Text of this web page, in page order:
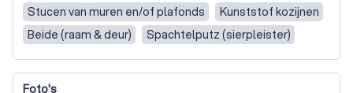
Met oog voor kwaliteit, planning en afwerking zorgen wij
voor een vakkundige montage en een soepel verloop van
ieder project. KozijnConnect staat voor duidelijke
communicatie, korte lijnen en het nakomen van afspraken
— van voorbereiding tot oplevering.
Stucen van muren en/of plafonds
Kunststof kozijnen
Beide (raam & deur)
Spachtelputz (sierpleister)
Foto's